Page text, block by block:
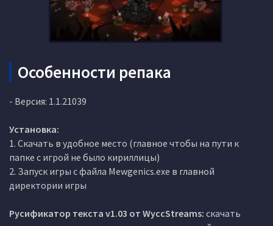
Особенности репака
- Версия: 1.1.21039
Установка:
1. Скачать в удобное место (главное чтобы на пути к
папке с игрой не было кириллицы)
2. Запуск игры с файла Mewgenics.exe в главной
директории игры
Русификатор текста v1.03 от WyccStreams: скачать